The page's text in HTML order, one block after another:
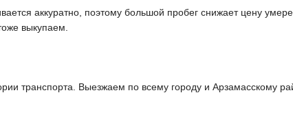
аккуратно, поэтому большой пробег снижает цену
выкупаем.
транспорта. Выезжаем по всему городу и Арзамасскому